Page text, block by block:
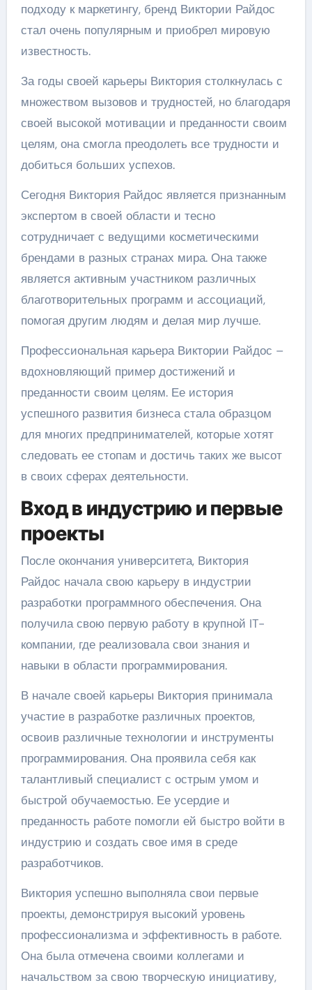
подходу к маркетингу, бренд Виктории Райдос
стал очень популярным и приобрел мировую
известность.
За годы своей карьеры Виктория столкнулась с
множеством вызовов и трудностей, но благодаря
своей высокой мотивации и преданности своим
целям, она смогла преодолеть все трудности и
добиться больших успехов.
Сегодня Виктория Райдос является признанным
экспертом в своей области и тесно
сотрудничает с ведущими косметическими
брендами в разных странах мира. Она также
является активным участником различных
благотворительных программ и ассоциаций,
помогая другим людям и делая мир лучше.
Профессиональная карьера Виктории Райдос –
вдохновляющий пример достижений и
преданности своим целям. Ее история
успешного развития бизнеса стала образцом
для многих предпринимателей, которые хотят
следовать ее стопам и достичь таких же высот
в своих сферах деятельности.
Вход в индустрию и первые
проекты
После окончания университета, Виктория
Райдос начала свою карьеру в индустрии
разработки программного обеспечения. Она
получила свою первую работу в крупной IT-
компании, где реализовала свои знания и
навыки в области программирования.
В начале своей карьеры Виктория принимала
участие в разработке различных проектов,
освоив различные технологии и инструменты
программирования. Она проявила себя как
талантливый специалист с острым умом и
быстрой обучаемостью. Ее усердие и
преданность работе помогли ей быстро войти в
индустрию и создать свое имя в среде
разработчиков.
Виктория успешно выполняла свои первые
проекты, демонстрируя высокий уровень
профессионализма и эффективность в работе.
Она была отмечена своими коллегами и
начальством за свою творческую инициативу,